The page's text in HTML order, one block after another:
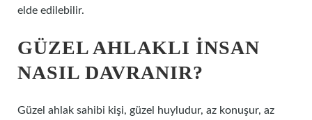
elde edilebilir.
GÜZEL AHLAKLI INSAN
NASIL DAVRANIR?
Güzel ahlak sahibi kişi, güzel huyludur, az konuşur, az